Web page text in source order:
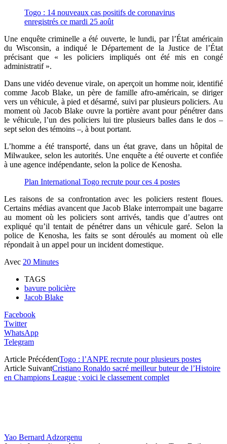
Togo : 14 nouveaux cas positifs de coronavirus
enregistrés ce mardi 25 août
Une enquête criminelle a été ouverte, le lundi, par l’État américain
du Wisconsin, a indiqué le Département de la Justice de l’État
précisant que « les policiers impliqués ont été mis en congé
administratif ».
Dans une vidéo devenue virale, on aperçoit un homme noir, identifié
comme Jacob Blake, un père de famille afro-américain, se diriger
vers un véhicule, à pied et désarmé, suivi par plusieurs policiers. Au
moment où Jacob Blake ouvre la portière avant pour pénétrer dans
le véhicule, l’un des policiers lui tire plusieurs balles dans le dos –
sept selon des témoins –, à bout portant.
L’homme a été transporté, dans un état grave, dans un hôpital de
Milwaukee, selon les autorités. Une enquête a été ouverte et confiée
à une agence indépendante, selon la police de Kenosha.
Plan International Togo recrute pour ces 4 postes
Les raisons de sa confrontation avec les policiers restent floues.
Certains médias avancent que Jacob Blake interrompait une bagarre
au moment où les policiers sont arrivés, tandis que d’autres ont
expliqué qu’il tentait de pénétrer dans un véhicule garé. Selon la
police de Kenosha, les faits se sont déroulés au moment où elle
répondait à un appel pour un incident domestique.
Avec 20 Minutes
TAGS
bavure policière
Jacob Blake
Facebook
Twitter
WhatsApp
Telegram
Article PrécédentTogo : l’ANPE recrute pour plusieurs postes
Article SuivantCristiano Ronaldo sacré meilleur buteur de l’Histoire
en Champions League ; voici le classement complet
Yao Bernard Adzorgenu